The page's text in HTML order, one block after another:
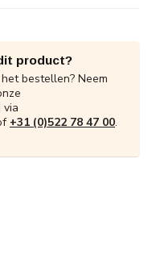
product?
bestellen? Neem
via
+31 (0)522 78 47 00.